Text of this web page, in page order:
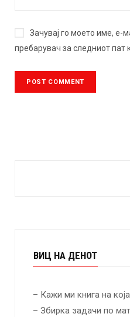
Зачувај го моето име, е-
пребарувач за следниот пат
ВИЦ НА ДЕНОТ
– Кажи ми книга на
– Збирка задачи по